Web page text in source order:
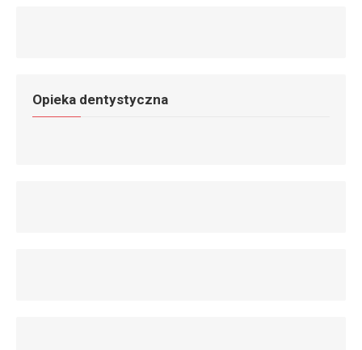
Opieka dentystyczna